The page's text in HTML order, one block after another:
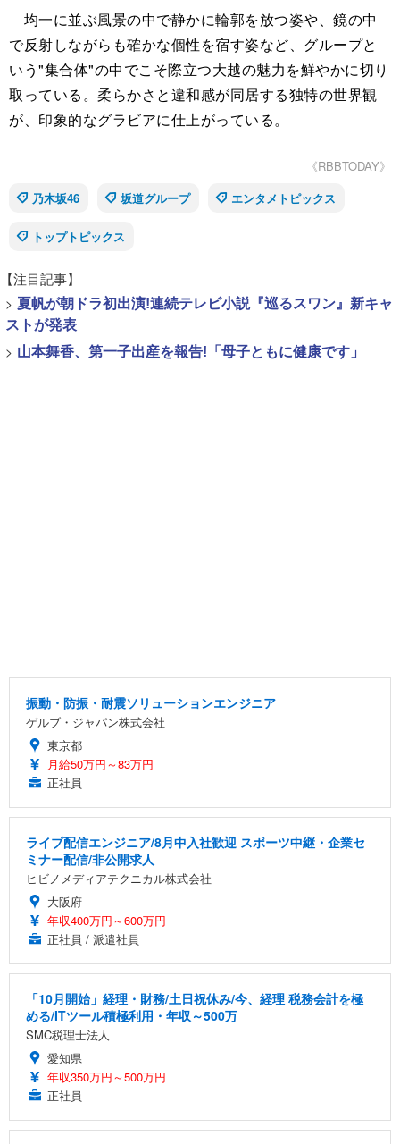
均一に並ぶ風景の中で静かに輪郭を放つ姿や、鏡の中
で反射しながらも確かな個性を宿す姿など、グループと
いう"集合体"の中でこそ際立つ大越の魅力を鮮やかに切り
取っている。柔らかさと違和感が同居する独特の世界観
が、印象的なグラビアに仕上がっている。
《RBBTODAY》
乃木坂46
坂道グループ エンタメトピックス
トップトピックス
【注目記事】
> 夏帆が朝ドラ初出演!連続テレビ小説『巡るスワン』新キャ
ストが発表
> 山本舞香、第一子出産を報告!「母子ともに健康です」
振動・防振・耐震ソリューションエンジニア
ゲルブ・ジャパン株式会社
東京都
月給50万円～83万円
正社員
ライブ配信エンジニア/8月中入社歓迎 スポーツ中継・企業セ
ミナー配信/非公開求人
ヒビノメディアテクニカル株式会社
大阪府
年収400万円～600万円
正社員 / 派遣社員
「10月開始」経理・財務/土日祝休み/今、経理 税務会計を極
める/ITツール積極利用・年収～500万
SMC税理士法人
愛知県
年収350万円～500万円
正社員